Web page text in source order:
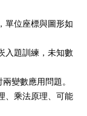
單位座標與圖形如
入題訓練，未知數
變數應用問題。
、乘法原理、可能